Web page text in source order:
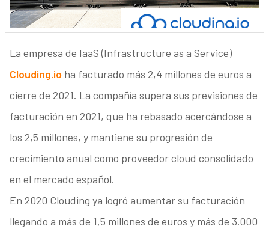
La empresa de IaaS (Infrastructure as a Service)
Clouding.io ha facturado más 2,4 millones de euros a
cierre de 2021. La compañía supera sus previsiones de
facturación en 2021, que ha rebasado acercándose a
los 2,5 millones, y mantiene su progresión de
crecimiento anual como proveedor cloud consolidado
en el mercado español.
En 2020 Clouding ya logró aumentar su facturación
llegando a más de 1,5 millones de euros y más de 3.000